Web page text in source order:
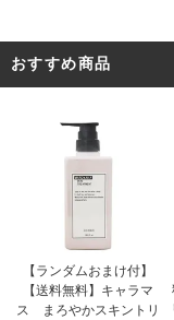
おすすめ商品
【ランダムおまけ付】
【送料無料】キャラマ
ス まろやかスキントリ